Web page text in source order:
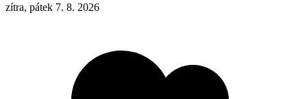
zítra, pátek 7. 8. 2026